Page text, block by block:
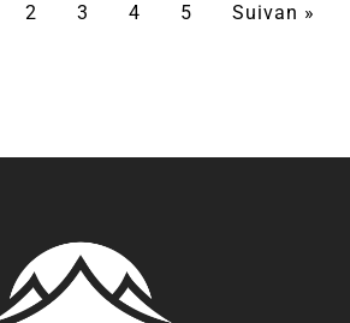
2 3 4 5 Suivan »